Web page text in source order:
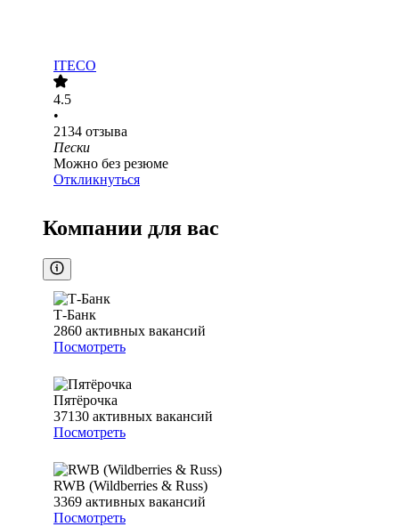
ITECO
4.5
•
2134 отзыва
Пески
Можно без резюме
Откликнуться
Компании для вас
Т-Банк
2860 активных вакансий
Посмотреть
Пятёрочка
37130 активных вакансий
Посмотреть
RWB (Wildberries & Russ)
3369 активных вакансий
Посмотреть